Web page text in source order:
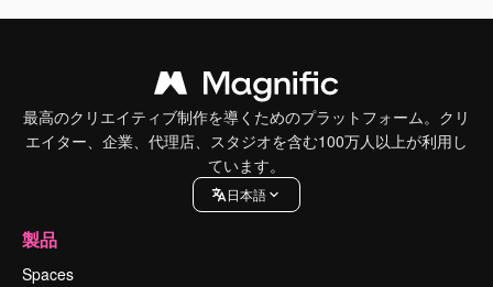
最高のクリエイティブ制作を導くためのプラットフォーム。クリ
エイター、企業、代理店、スタジオを含む100万人以上が利用し
ています。
日本語
製品
Spaces